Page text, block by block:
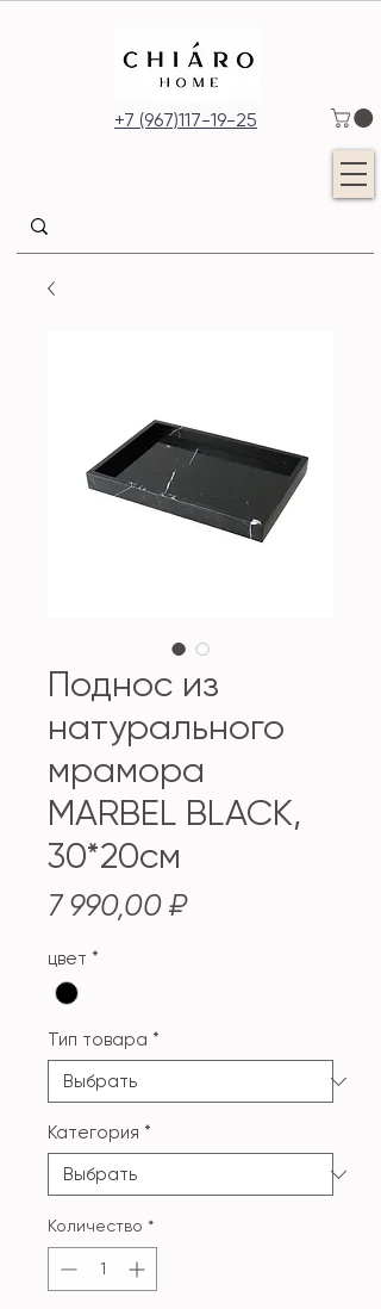
+7 (967)117-19-25
Поднос из
натурального
мрамора
MARBEL BLACK,
30*20см
7 990,00 ₽Цена
цвет *
Тип товара *
Категория *
Количество *